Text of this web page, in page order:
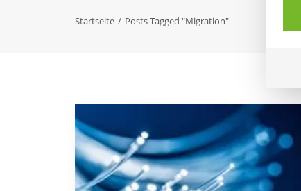
Startseite Posts Tagged "Migration"